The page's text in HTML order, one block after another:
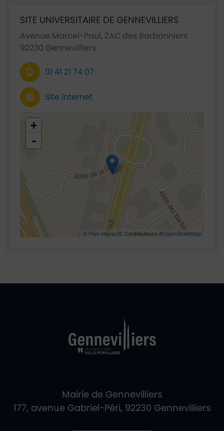
SITE UNIVERSITAIRE DE GENNEVILLIERS
Avenue Marcel-Paul, ZAC des Barbanniers
92230 Gennevilliers
01 41 21 74 07
Site internet
48.93626,2.30346
+
-
© Plan-interactif , Contributeurs d'OpenStreetMap
Mairie de Gennevilliers
177, avenue Gabriel-Péri, 92230 Gennevilliers